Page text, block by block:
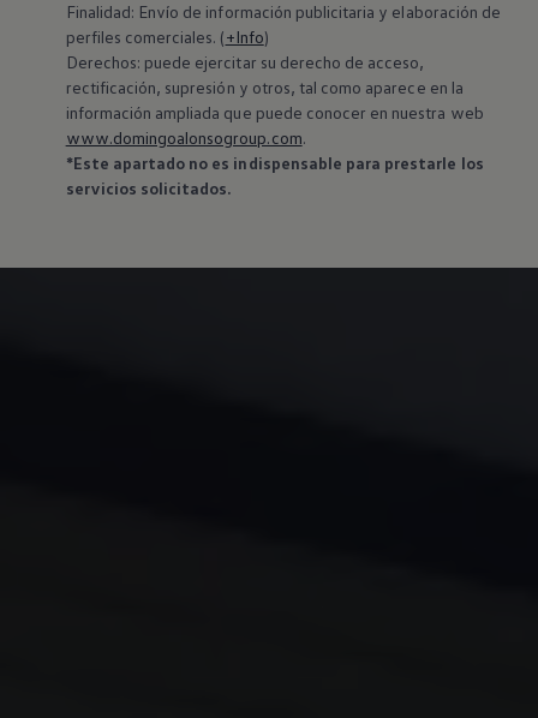
Finalidad: Envío de información publicitaria y elaboración de
perfiles comerciales. (+Info)
Derechos: puede ejercitar su derecho de acceso,
rectificación, supresión y otros, tal como aparece en la
información ampliada que puede conocer en nuestra web
www.domingoalonsogroup.com.
*Este apartado no es indispensable para prestarle los
servicios solicitados.